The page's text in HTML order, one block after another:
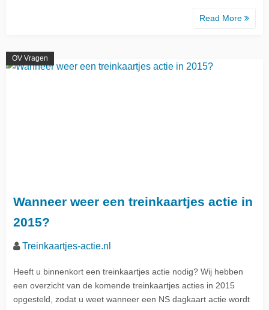
Read More
OV Vragen
Wanneer weer een treinkaartjes actie in
2015?
Treinkaartjes-actie.nl
Heeft u binnenkort een treinkaartjes actie nodig? Wij hebben
een overzicht van de komende treinkaartjes acties in 2015
opgesteld, zodat u weet wanneer een NS dagkaart actie wordt